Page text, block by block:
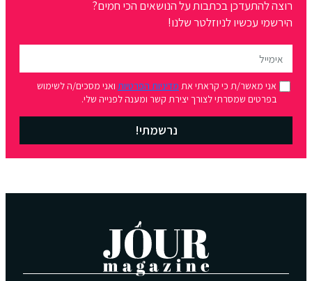
רוצה להתעדכן בכתבות על הנושאים הכי חמים?
הירשמי עכשיו לניוזלטר שלנו!
אני מאשר/ת כי קראתי אתמדיניות הפרטיותואני מסכים/ה לשימוש
בפרטים שמסרתי לצורך יצירת קשר ומענה לפנייה שלי.
נרשמתי!